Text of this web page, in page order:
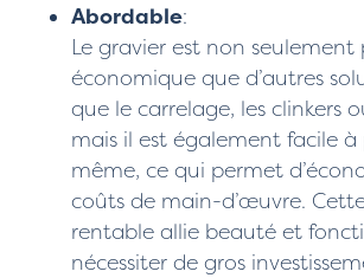
Abordable:
Le gravier est non seulement
économique que d’autres
que le carrelage, les clinkers
mais il est également facile à
même, ce qui permet
coûts de main-d’œuvre.
rentable allie beauté et
nécessiter de gros